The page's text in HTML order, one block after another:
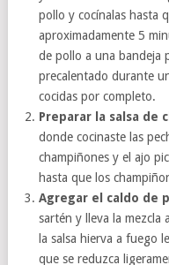
pollo y cocínalas hasta
aproximadamente 5
de pollo a una bandeja
precalentado durante
cocidas por completo.
Preparar la salsa de
donde cocinaste las
champiñones y el ajo
hasta que los
Agregar el caldo de
sartén y lleva la mezcla
la salsa hierva a fuego
que se reduzca